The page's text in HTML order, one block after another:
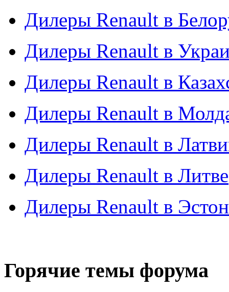
Дилеры Renault в
Дилеры Renault в
Дилеры Renault в
Дилеры Renault в
Дилеры Renault в
Дилеры Renault в Литве
Дилеры Renault в
Горячие темы форума